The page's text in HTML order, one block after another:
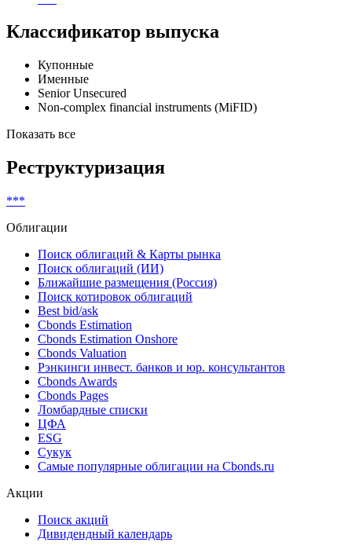
Классификатор выпуска
Купонные
Именные
Senior Unsecured
Non-complex financial instruments (MiFID)
Показать все
Реструктуризация
***
Облигации
Поиск облигаций & Карты рынка
Поиск облигаций (ИИ)
Ближайшие размещения (Россия)
Поиск котировок облигаций
Best bid/ask
Cbonds Estimation
Cbonds Estimation Onshore
Cbonds Valuation
Рэнкинги инвест. банков и юр. консультантов
Cbonds Awards
Cbonds Pages
Ломбардные списки
ЦФА
ESG
Сукук
Самые популярные облигации на Cbonds.ru
Акции
Поиск акций
Дивидендный календарь